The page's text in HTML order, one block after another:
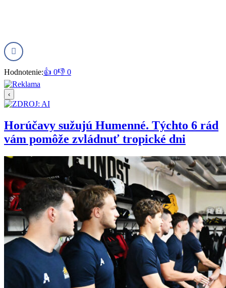
Hodnotenie:👍 0👎 0
‹
Horúčavy sužujú Humenné. Týchto 6 rád
vám pomôže zvládnuť tropické dni